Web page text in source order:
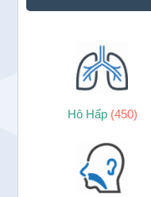
Hô Hấp (450)